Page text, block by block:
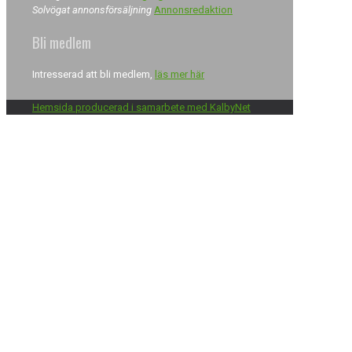
Solvögat annonsförsäljning Annonsredaktion
Bli medlem
Intresserad att bli medlem, läs mer här
Hemsida producerad i samarbete med KalbyNet